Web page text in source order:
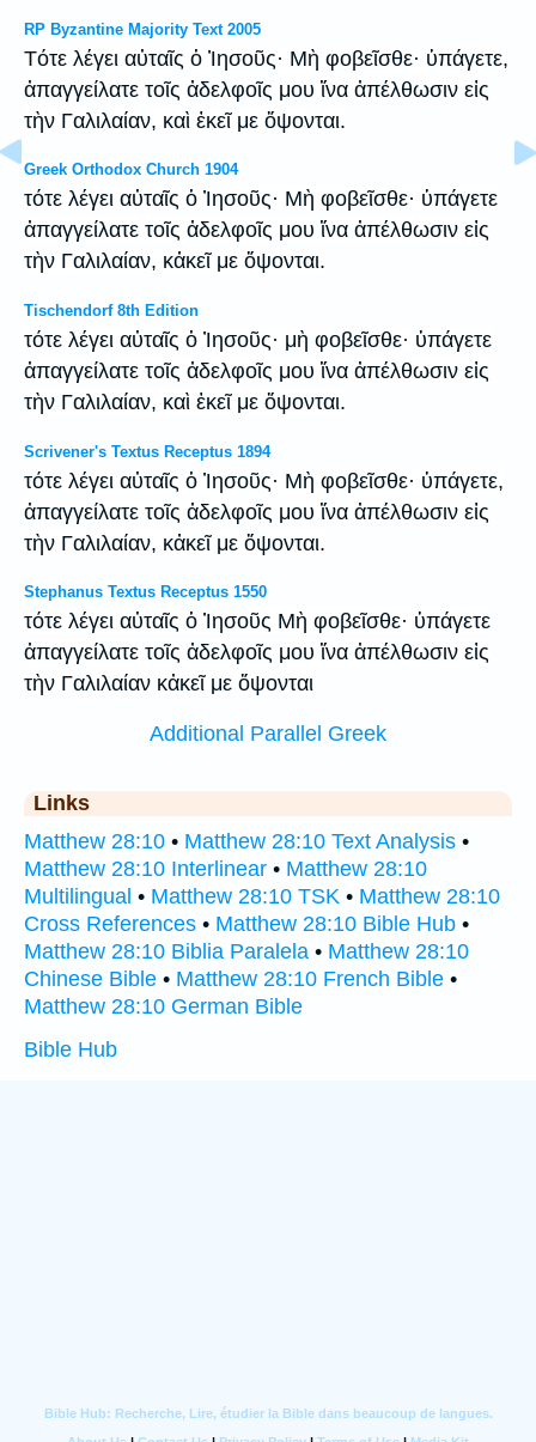
RP Byzantine Majority Text 2005
Tότε λέγει αὐταῖς ὁ Ἰησοῦς· Μὴ φοβεῖσθε· ὑπάγετε,
ἀπαγγείλατε τοῖς ἀδελφοῖς μου ἵνα ἀπέλθωσιν εἰς
τὴν Γαλιλαίαν, καὶ ἐκεῖ με ὄψονται.
Greek Orthodox Church 1904
τότε λέγει αὐταῖς ὁ Ἰησοῦς· Μὴ φοβεῖσθε· ὑπάγετε
ἀπαγγείλατε τοῖς ἀδελφοῖς μου ἵνα ἀπέλθωσιν εἰς
τὴν Γαλιλαίαν, κἀκεῖ με ὄψονται.
Tischendorf 8th Edition
τότε λέγει αὐταῖς ὁ Ἰησοῦς· μὴ φοβεῖσθε· ὑπάγετε
ἀπαγγείλατε τοῖς ἀδελφοῖς μου ἵνα ἀπέλθωσιν εἰς
τὴν Γαλιλαίαν, καὶ ἐκεῖ με ὄψονται.
Scrivener's Textus Receptus 1894
τότε λέγει αὐταῖς ὁ Ἰησοῦς· Μὴ φοβεῖσθε· ὑπάγετε,
ἀπαγγείλατε τοῖς ἀδελφοῖς μου ἵνα ἀπέλθωσιν εἰς
τὴν Γαλιλαίαν, κἀκεῖ με ὄψονται.
Stephanus Textus Receptus 1550
τότε λέγει αὐταῖς ὁ Ἰησοῦς Μὴ φοβεῖσθε· ὑπάγετε
ἀπαγγείλατε τοῖς ἀδελφοῖς μου ἵνα ἀπέλθωσιν εἰς
τὴν Γαλιλαίαν κἀκεῖ με ὄψονται
Additional Parallel Greek
Links
Matthew 28:10 • Matthew 28:10 Text Analysis •
Matthew 28:10 Interlinear • Matthew 28:10
Multilingual • Matthew 28:10 TSK • Matthew 28:10
Cross References • Matthew 28:10 Bible Hub •
Matthew 28:10 Biblia Paralela • Matthew 28:10
Chinese Bible • Matthew 28:10 French Bible •
Matthew 28:10 German Bible
Bible Hub